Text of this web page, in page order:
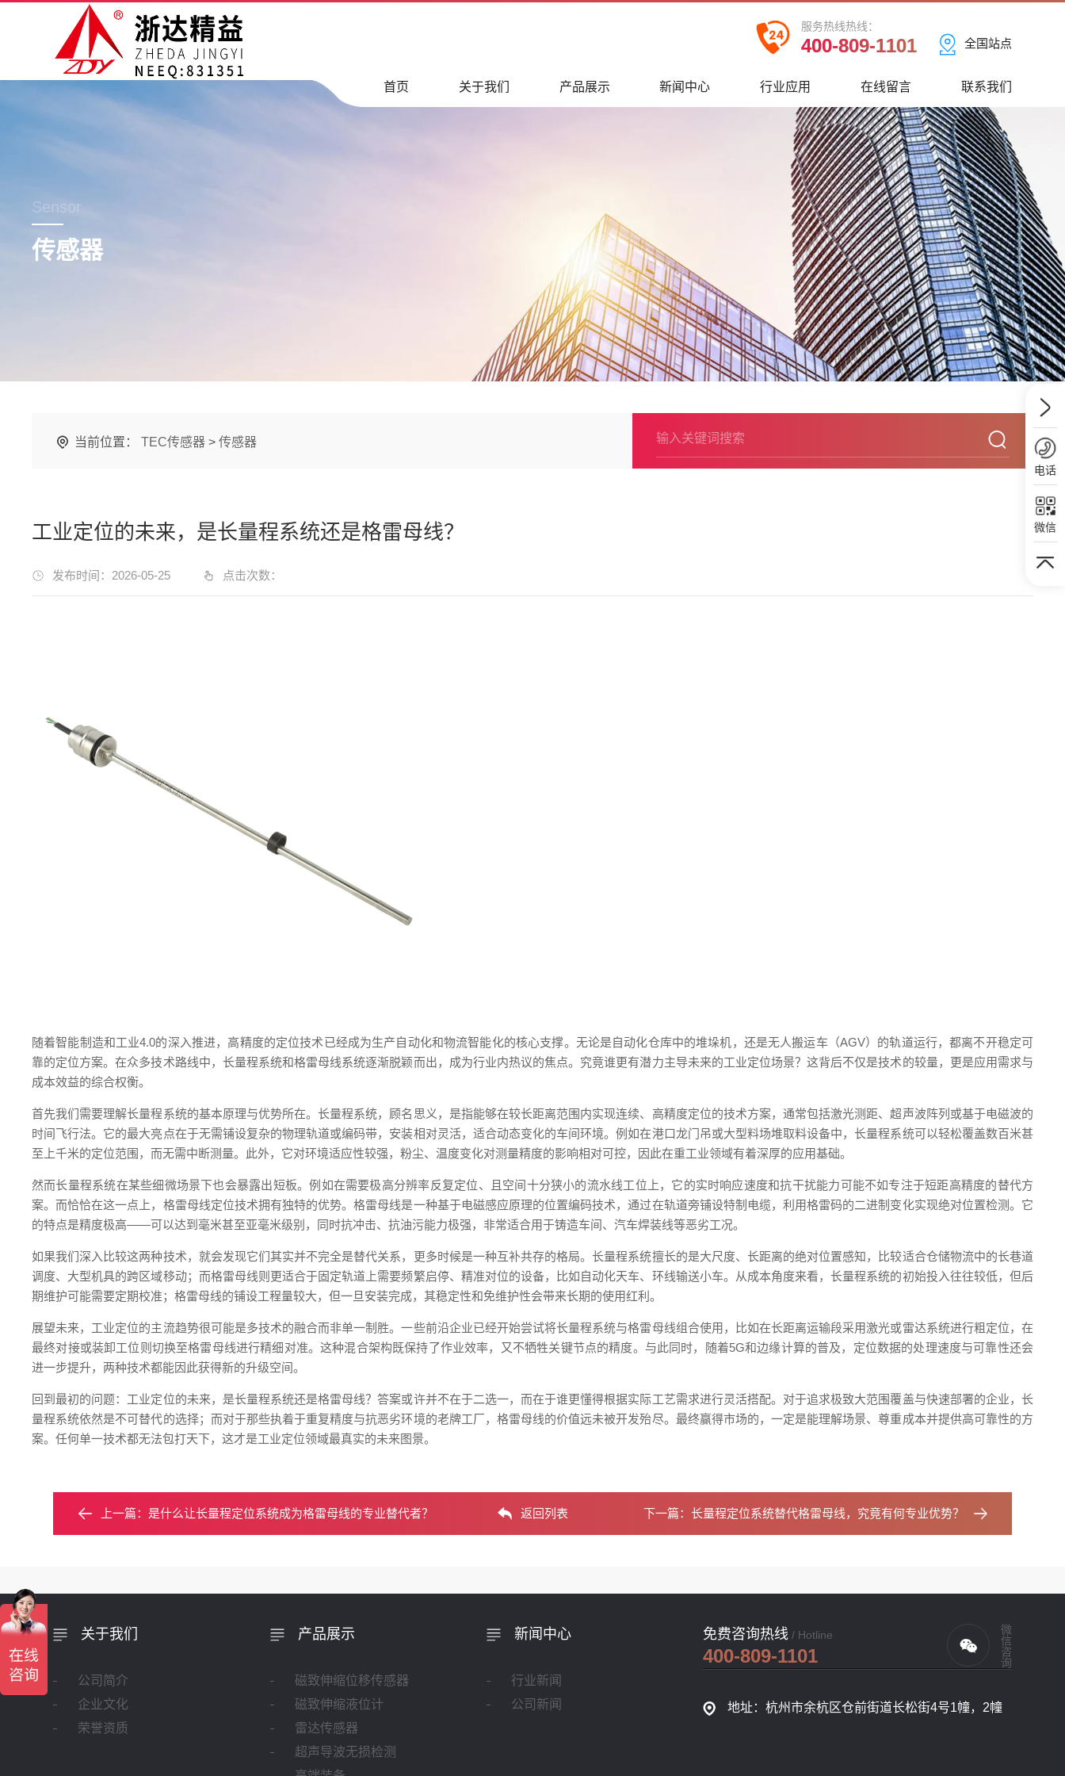
全国站点
服务热线热线：
400-809-1101
首页 关于我们 产品展示 新闻中心 行业应用 在线留言 联系我们
Sensor
传感器
当前位置： TEC传感器 > 传感器
工业定位的未来，是长量程系统还是格雷母线？
发布时间：2026-05-25 点击次数：
随着智能制造和工业4.0的深入推进，高精度的定位技术已经成为生产自动化和物流智能化的核心支撑。无论是自动化仓库中的堆垛机，还是无人搬运车（AGV）的轨道运行，都离不开稳定可
靠的定位方案。在众多技术路线中，长量程系统和格雷母线系统逐渐脱颖而出，成为行业内热议的焦点。究竟谁更有潜力主导未来的工业定位场景？这背后不仅是技术的较量，更是应用需求与
成本效益的综合权衡。
首先我们需要理解长量程系统的基本原理与优势所在。长量程系统，顾名思义，是指能够在较长距离范围内实现连续、高精度定位的技术方案，通常包括激光测距、超声波阵列或基于电磁波的
时间飞行法。它的最大亮点在于无需铺设复杂的物理轨道或编码带，安装相对灵活，适合动态变化的车间环境。例如在港口龙门吊或大型料场堆取料设备中，长量程系统可以轻松覆盖数百米甚
至上千米的定位范围，而无需中断测量。此外，它对环境适应性较强，粉尘、温度变化对测量精度的影响相对可控，因此在重工业领域有着深厚的应用基础。
然而长量程系统在某些细微场景下也会暴露出短板。例如在需要极高分辨率反复定位、且空间十分狭小的流水线工位上，它的实时响应速度和抗干扰能力可能不如专注于短距高精度的替代方
案。而恰恰在这一点上，格雷母线定位技术拥有独特的优势。格雷母线是一种基于电磁感应原理的位置编码技术，通过在轨道旁铺设特制电缆，利用格雷码的二进制变化实现绝对位置检测。它
的特点是精度极高——可以达到毫米甚至亚毫米级别，同时抗冲击、抗油污能力极强，非常适合用于铸造车间、汽车焊装线等恶劣工况。
如果我们深入比较这两种技术，就会发现它们其实并不完全是替代关系，更多时候是一种互补共存的格局。长量程系统擅长的是大尺度、长距离的绝对位置感知，比较适合仓储物流中的长巷道
调度、大型机具的跨区域移动；而格雷母线则更适合于固定轨道上需要频繁启停、精准对位的设备，比如自动化天车、环线输送小车。从成本角度来看，长量程系统的初始投入往往较低，但后
期维护可能需要定期校准；格雷母线的铺设工程量较大，但一旦安装完成，其稳定性和免维护性会带来长期的使用红利。
展望未来，工业定位的主流趋势很可能是多技术的融合而非单一制胜。一些前沿企业已经开始尝试将长量程系统与格雷母线组合使用，比如在长距离运输段采用激光或雷达系统进行粗定位，在
最终对接或装卸工位则切换至格雷母线进行精细对准。这种混合架构既保持了作业效率，又不牺牲关键节点的精度。与此同时，随着5G和边缘计算的普及，定位数据的处理速度与可靠性还会
进一步提升，两种技术都能因此获得新的升级空间。
回到最初的问题：工业定位的未来，是长量程系统还是格雷母线？答案或许并不在于二选一，而在于谁更懂得根据实际工艺需求进行灵活搭配。对于追求极致大范围覆盖与快速部署的企业，长
量程系统依然是不可替代的选择；而对于那些执着于重复精度与抗恶劣环境的老牌工厂，格雷母线的价值远未被开发殆尽。最终赢得市场的，一定是能理解场景、尊重成本并提供高可靠性的方
案。任何单一技术都无法包打天下，这才是工业定位领域最真实的未来图景。
上一篇：是什么让长量程定位系统成为格雷母线的专业替代者？ 返回列表 下一篇： 长量程定位系统替代格雷母线，究竟有何专业优势？
免费咨询热线 / Hotline
400-809-1101 微信咨询
地址：杭州市余杭区仓前街道长松街4号1幢，2幢
关于我们
公司简介
企业文化
荣誉资质
产品展示
磁致伸缩位移传感器
磁致伸缩液位计
雷达传感器
超声导波无损检测
新闻中心
行业新闻
公司新闻
电话
微信